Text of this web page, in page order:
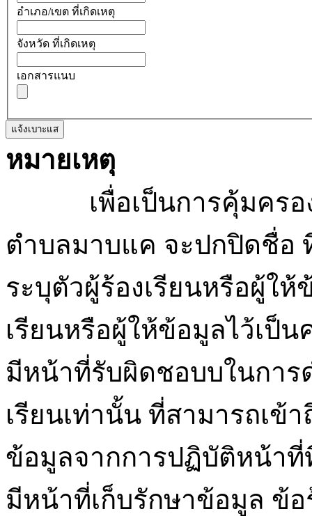
อำเภอ/เขต ที่เกิดเหตุ
จังหวัด ที่เกิดเหตุ
เอกสารแนบ
แจ้งเบาะแส
หมายเหตุ
เพื่อเป็นการคุ้มครองสิ
ตำบลมาบแค จะปกปิดชื่อ
ระบุตัวผู้ร้องเรียนหรือผู้ใ
เรียนหรือผู้ให้ข้อมูลไว้เป็
มีหน้าที่รับผิดชอบบในการ
เรียนเท่านั้น ที่สามารถเข้
ข้อมูลจากการปฏิบัติหน้าที่
มีหน้าที่เก็บรักษาข้อมูล ข้อ